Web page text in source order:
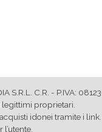
S.R.L. C.R. - P.IVA:
proprietari.
idonei tramite i